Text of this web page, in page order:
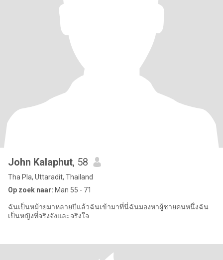
John Kalaphut, 58
Tha Pla, Uttaradit, Thailand
Op zoek naar: Man 55 - 71
ฉันเป็นหม้ายมาหลายปีแล้วฉันเข้ามาที่นี่ฉันมองหาผู้ชายคนหนึ่งฉัน
เป็นหญิงที่จริงจังและจริงใจ